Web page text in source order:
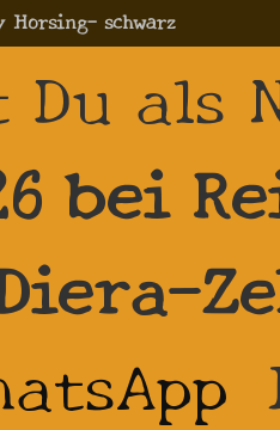
Horsing- schwarz
als
bei